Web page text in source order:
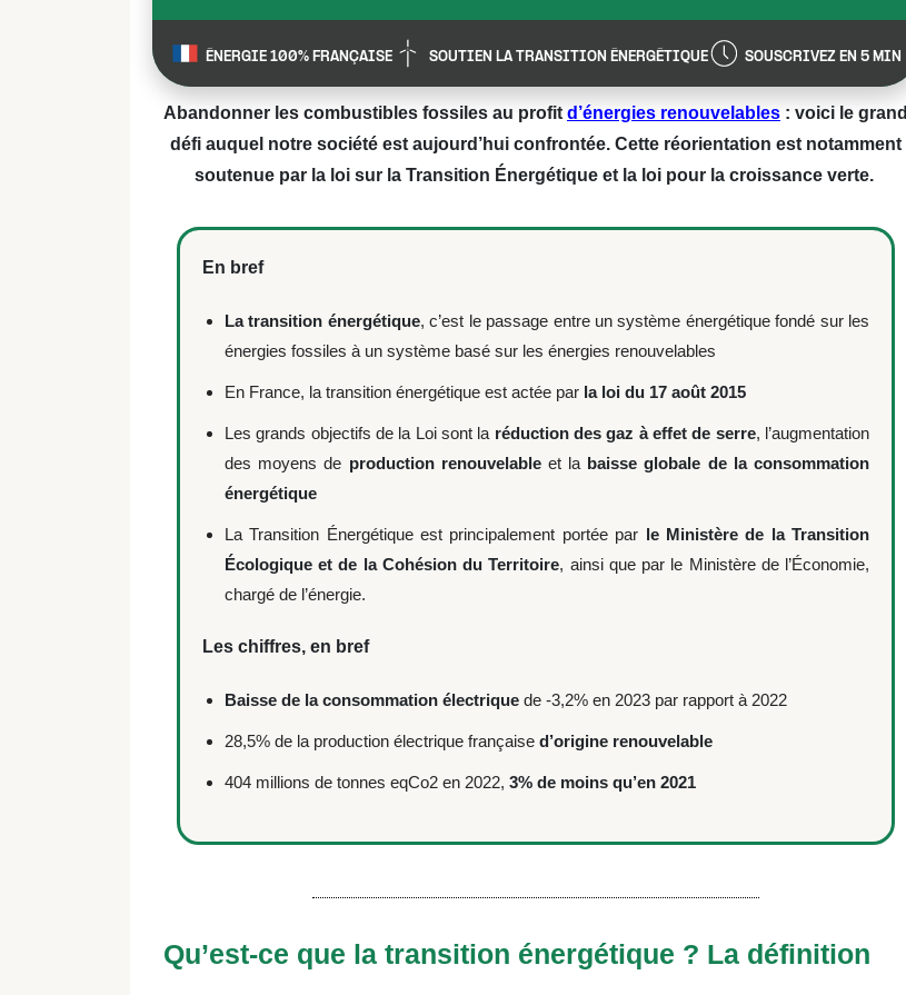
ÉNERGIE 100% FRANÇAISE SOUTIEN LA TRANSITION ÉNERGÉTIQUE SOUSCRIVEZ EN 5 MIN
Abandonner les combustibles fossiles au profit d’énergies renouvelables : voici le grand
défi auquel notre société est aujourd’hui confrontée. Cette réorientation est notamment
soutenue par la loi sur la Transition Énergétique et la loi pour la croissance verte.
En bref
La transition énergétique, c’est le passage entre un système énergétique fondé sur les
énergies fossiles à un système basé sur les énergies renouvelables
En France, la transition énergétique est actée par la loi du 17 août 2015
Les grands objectifs de la Loi sont la réduction des gaz à effet de serre, l’augmentation
des moyens de production renouvelableet la baisse globale de la consommation
énergétique
La Transition Énergétique est principalement portée par le Ministère de la Transition
Écologique et de la Cohésion du Territoire, ainsi que par le Ministère de l’Économie,
chargé de l’énergie.
Les chiffres, en bref
Baisse de la consommation électrique de -3,2% en 2023 par rapport à 2022
28,5% de la production électrique française d’origine renouvelable
404 millions de tonnes eqCo2 en 2022, 3% de moins qu’en 2021
Qu’est-ce que la transition énergétique ? La définition